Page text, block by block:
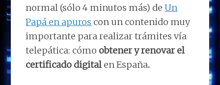
normal (sólo 4 minutos más) deUn
Papá en apuros con un contenido muy
importante para realizar trámites vía
telepática: cómo obtener y renovar el
certificado digital en España.